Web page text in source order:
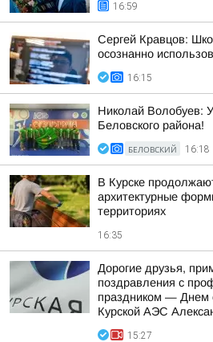
16:59
Сергей Кравцов:
осознанно
16:15
Николай Волобуев:
Беловского района!
БЕЛОВСКИЙ 16:18
В Курске
архитектурные
территориях
16:35
Дорогие друзья,
поздравления с
праздником — Днем
Курской АЭС
15:27